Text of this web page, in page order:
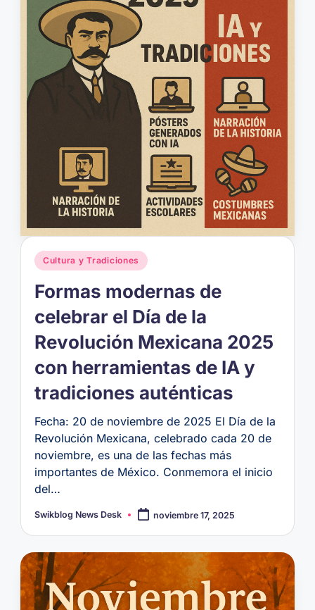
Publicado
en
Cultura y Tradiciones
Formas modernas de
celebrar el Día de la
Revolución Mexicana 2025
con herramientas de IA y
tradiciones auténticas
Fecha: 20 de noviembre de 2025 El Día de la
Revolución Mexicana, celebrado cada 20 de
noviembre, es una de las fechas más
importantes de México. Conmemora el inicio
del…
Publicado
Swikblog News Desk noviembre 17, 2025